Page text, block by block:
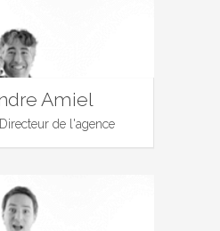
Amiel
de l'agence